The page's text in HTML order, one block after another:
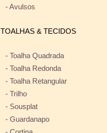
- Avulsos
TOALHAS & TECIDOS
- Toalha Quadrada
- Toalha Redonda
- Toalha Retangular
- Trilho
- Sousplat
- Guardanapo